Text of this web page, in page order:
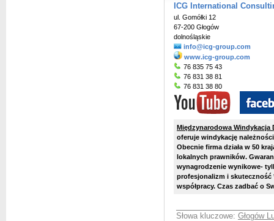
ICG International
ul. Gomółki 12
67-200 Głogów
dolnośląskie
info@icg-group.com
www.icg-group.com
76 835 75 43
76 831 38 81
76 831 38 80
Międzynarodowa Windykacja
oferuje windykację
Obecnie firma działa w 50
lokalnych prawników.
wynagrodzenie wynikowe-
profesjonalizm i skuteczność
współpracy. Czas zadbać o
Słowa kluczowe: Głogów